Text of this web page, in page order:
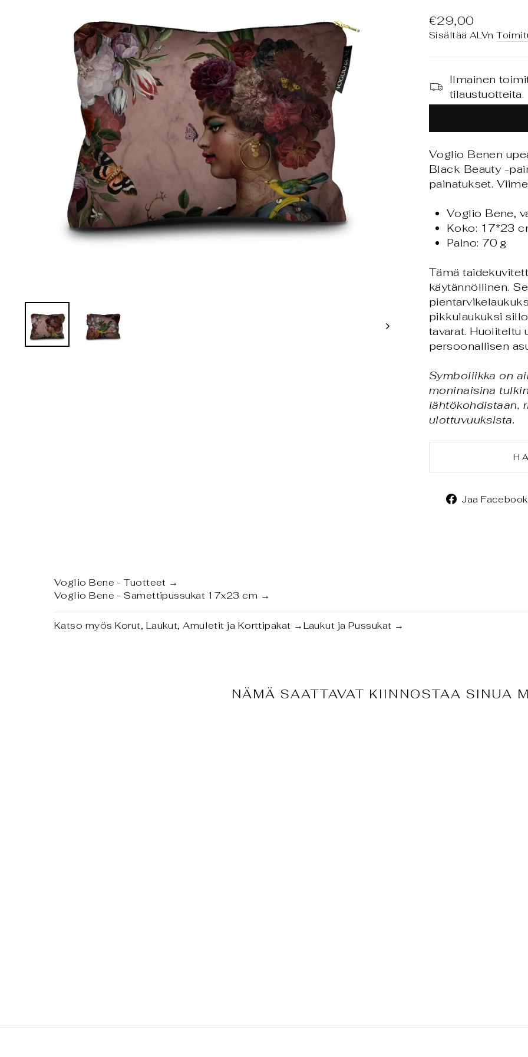
Normaali
hinta
€29,00
Sisältää ALVn
Ilmainen
tilaustuotteita.
Voglio Benen
Black Beauty -
painatukset.
Voglio Bene,
Koko: 17*23
Paino: 70 g
Tämä
käytännöllinen.
pikkulaukuksi
tavarat. Huoliteltu
persoonallisen
Symboliikka on
moninaisina
lähtökohdistaan,
ulottuvuuksista.
Jaa
Voglio Bene - Tuotteet →
Voglio Bene - Samettipussukat 17x23 cm →
Katso myös Korut, Laukut, Amuletit ja Korttipakat →Laukut ja Pussukat →
NÄMÄ SAATTAVAT KIINNOSTAA SINUA